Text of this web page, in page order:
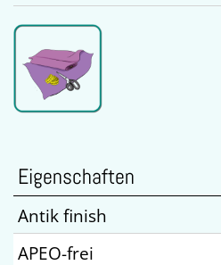
Eigenschaften
Antik finish
APEO-frei